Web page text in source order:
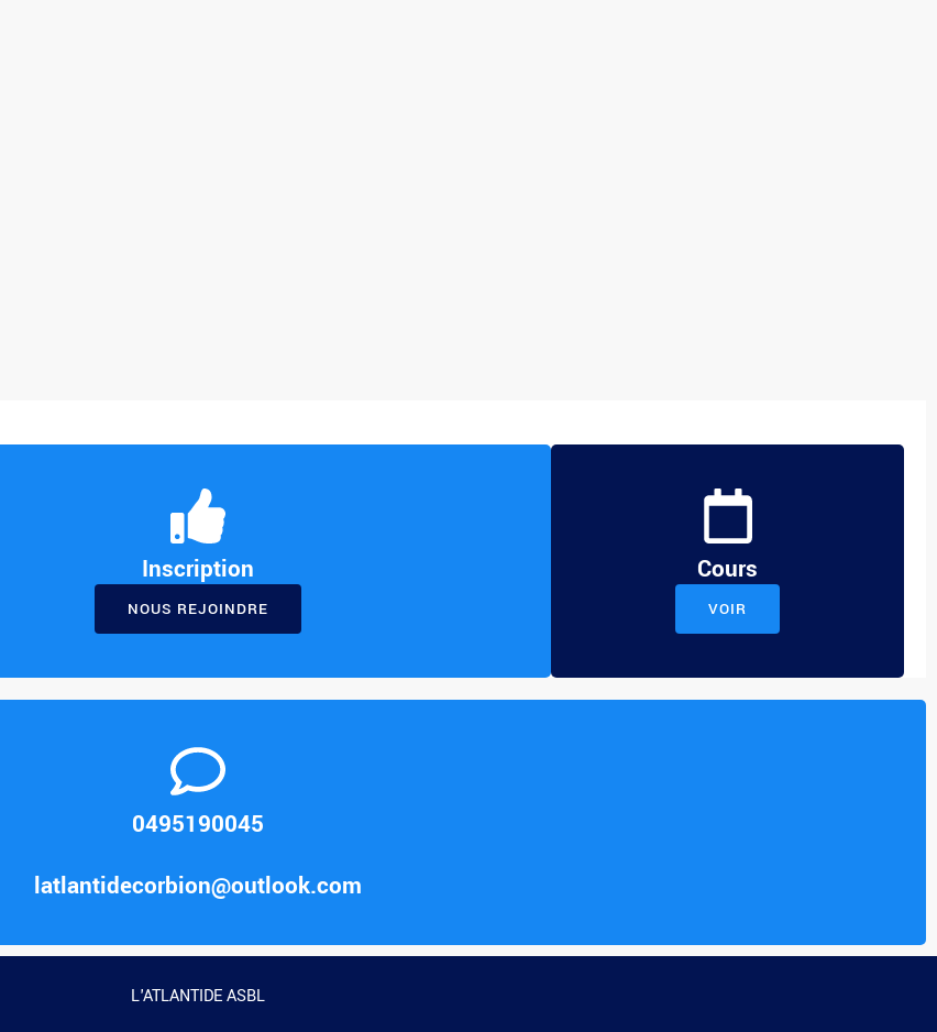
Inscription
NOUS REJOINDRE
Cours
VOIR
0495190045
latlantidecorbion@outlook.com
L'ATLANTIDE ASBL